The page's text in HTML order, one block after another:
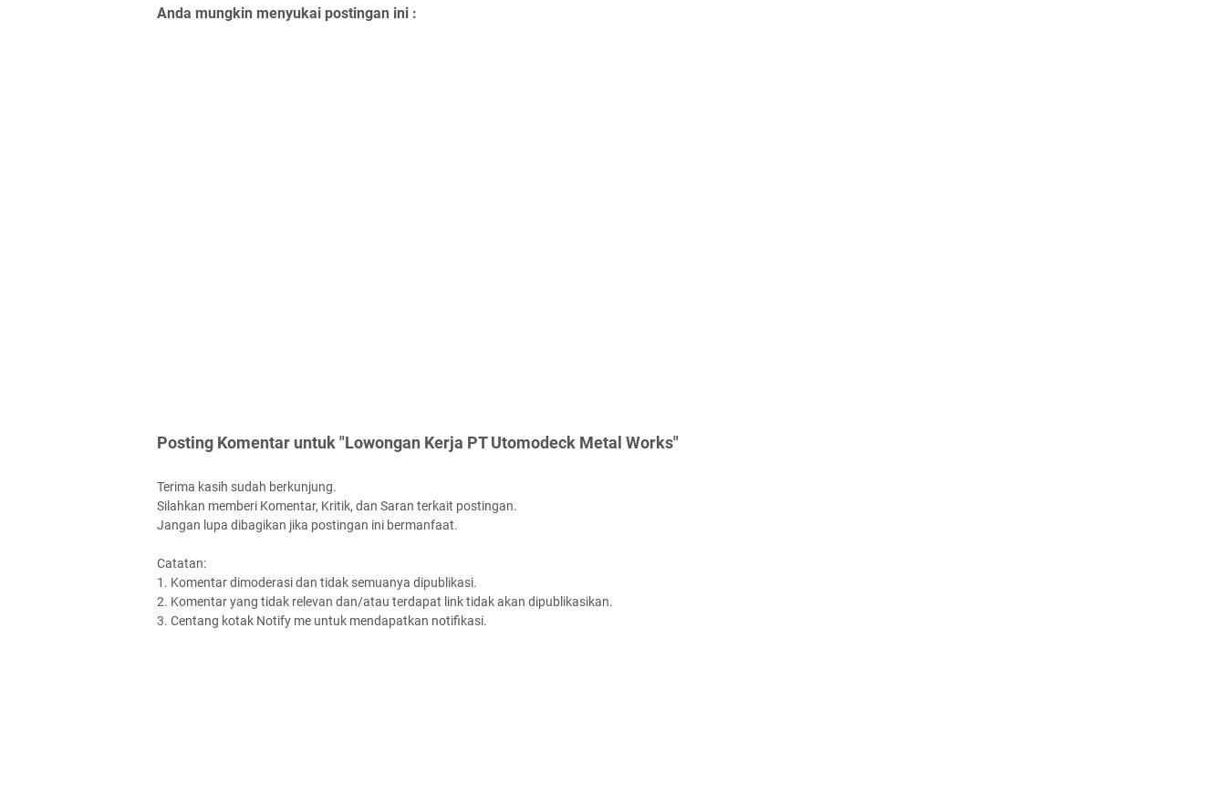
Anda mungkin menyukai postingan ini :
Posting Komentar untuk "Lowongan Kerja PT Utomodeck Metal Works"
Terima kasih sudah berkunjung.
Silahkan memberi Komentar, Kritik, dan Saran terkait postingan.
Jangan lupa dibagikan jika postingan ini bermanfaat.
Catatan:
1. Komentar dimoderasi dan tidak semuanya dipublikasi.
2. Komentar yang tidak relevan dan/atau terdapat link tidak akan dipublikasikan.
3. Centang kotak Notify me untuk mendapatkan notifikasi.